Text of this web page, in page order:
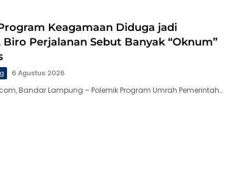
Keagamaan Diduga jadi
Biro Perjalanan Sebut Banyak “Oknum”
6 Agustus 2026
Bandar Lampung – Polemik Program Umrah Pemerintah…